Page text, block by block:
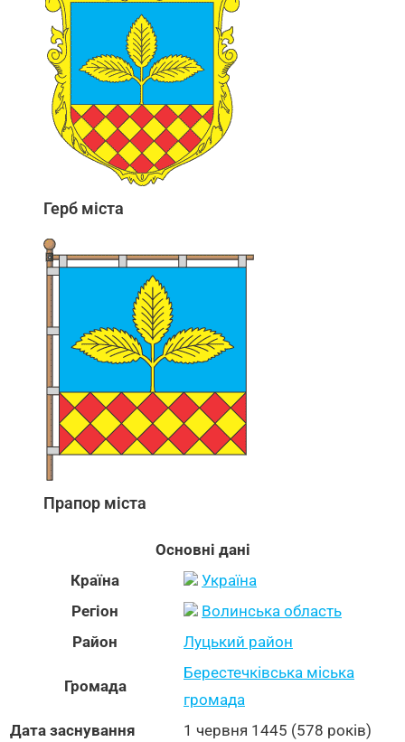
Герб міста
Прапор міста
Основні дані
Країна
Україна
Регіон
Волинська область
Район
Луцький район
Громада
Берестечківська міська
громада
Дата заснування
1 червня 1445 (578 років)